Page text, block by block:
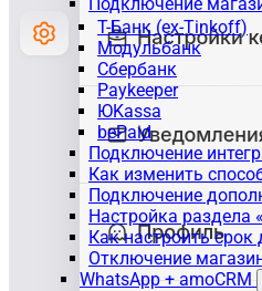
Т-Банк (ex-Tinkoff)
Модульбанк
Сбербанк
Paykeeper
ЮKassa
bePaid
Подключение
Как изменить
Подключение
Настройка раздела
Как настроить срок
Отключение
WhatsApp + amoCRM